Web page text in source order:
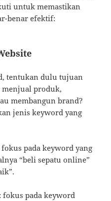
untuk memastikan
benar efektif:
tentukan dulu tujuan
menjual produk,
membangun brand?
jenis keyword yang
pada keyword yang
“beli sepatu online”
pada keyword